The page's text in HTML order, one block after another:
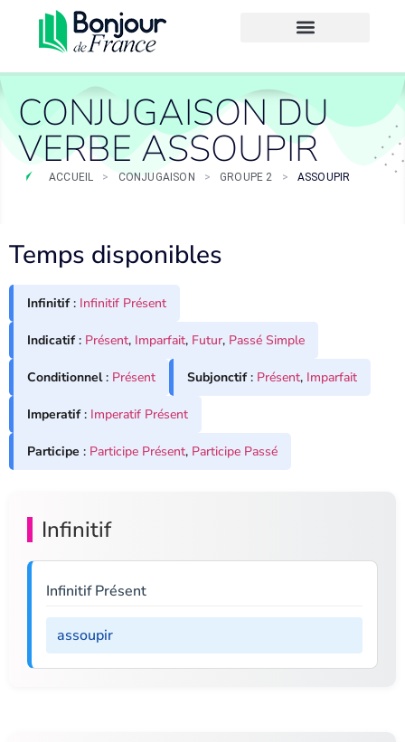
CONJUGAISON DU
VERBE ASSOUPIR
ACCUEIL > CONJUGAISON > GROUPE 2 > ASSOUPIR
Temps disponibles
Infinitif: Infinitif Présent
Indicatif: Présent, Imparfait, Futur, Passé Simple
Conditionnel: Présent Subjonctif: Présent, Imparfait
Imperatif: Imperatif Présent
Participe : Participe Présent, Participe Passé
Infinitif
Infinitif Présent
assoupir